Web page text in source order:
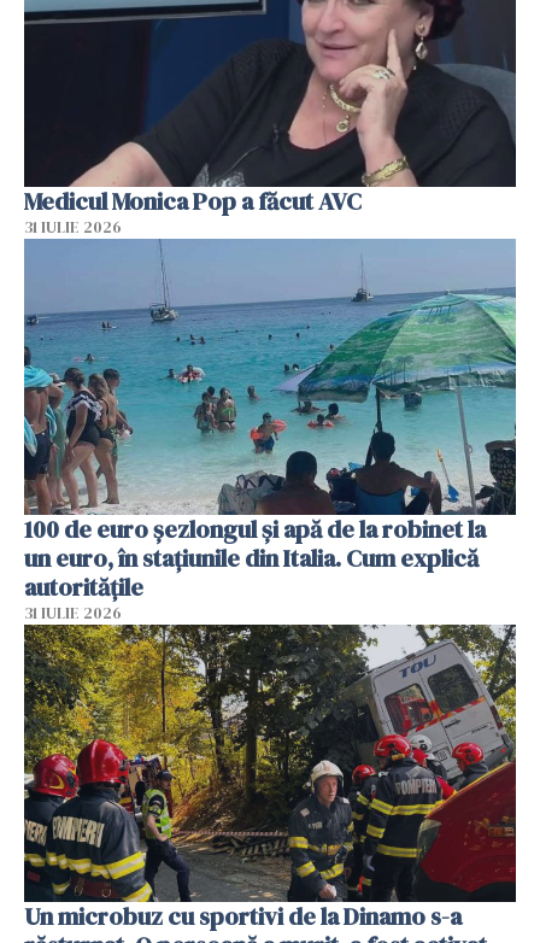
Medicul Monica Pop a făcut AVC
31 IULIE 2026
100 de euro șezlongul și apă de la robinet la
un euro, în stațiunile din Italia. Cum explică
autoritățile
31 IULIE 2026
Un microbuz cu sportivi de la Dinamo s-a